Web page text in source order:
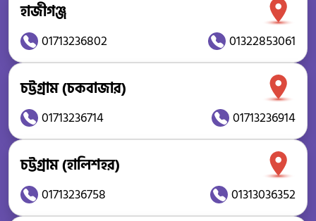
হাজীগঞ্জ
01713236802 01322853061
চট্টগ্রাম (চকবাজার)
01713236714 01713236914
চট্টগ্রাম (হালিশহর)
01713236758 01313036352